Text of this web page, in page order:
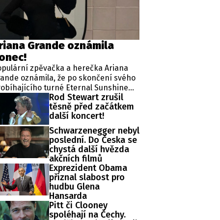
fotografie, videa?
Grande oznámila
zpěvačka a herečka Ariana
oznámila, že po skončení svého
turné Eternal Sunshine
hodlá na neurčito opustit záři
Rod Stewart zrušil
těsně před začátkem
další koncert!
Schwarzenegger nebyl
poslední. Do Česka se
chystá další hvězda
akčních filmů
Exprezident Obama
přiznal slabost pro
hudbu Glena
Hansarda
Pitt či Clooney
spoléhají na Čechy.